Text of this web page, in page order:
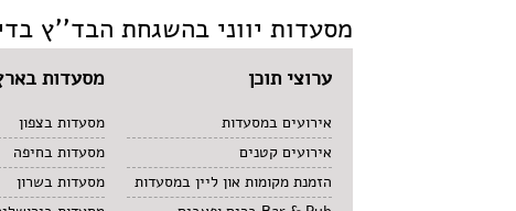
מסעדות יווני בהשגחת הבד''ץ
ערוצי תוכן
אירועים במסעדות
אירועים קטנים
הזמנת מקומות און ליין במסעדות
מסעדות
מסעדות בצפון
מסעדות בחיפה
מסעדות בשרון